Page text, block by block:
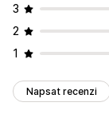
3
2
1
Napsat recenzi